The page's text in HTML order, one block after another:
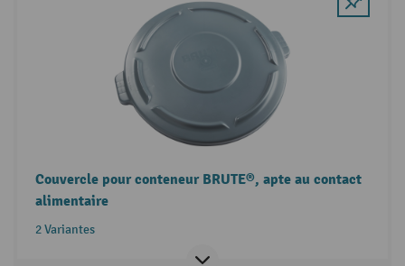
Couvercle pour conteneur BRUTE®, apte au contact
alimentaire
2 Variantes